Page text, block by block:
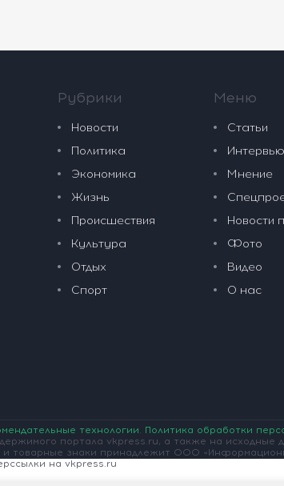
Рубрики
Новости
Политика
Экономика
Жизнь
Происшествия
Культура
Отдых
Спорт
Меню
Статьи
Интервью
Мнение
Новости
Фото
Видео
О нас
технологии. Политика обработки
портала vkpress.ru, а также на
товарные знаки принадлежит ООО
на vkpress.ru